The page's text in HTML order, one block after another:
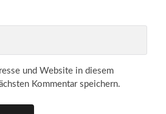
und Website in diesem
Kommentar speichern.